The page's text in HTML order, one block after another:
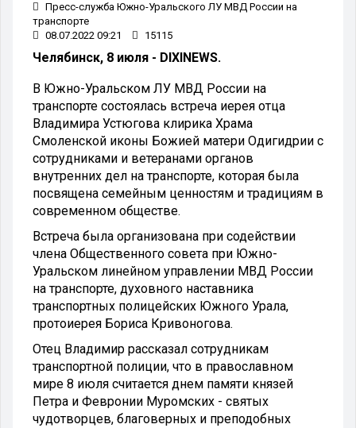
Пресс-служба Южно-Уральского ЛУ МВД России на
транспорте
08.07.2022 09:21
15115
Челябинск, 8 июля - DIXINEWS.
В Южно-Уральском ЛУ МВД России на
транспорте состоялась встреча иерея отца
Владимира Устюгова клирика Храма
Смоленской иконы Божией матери Одигидрии с
сотрудниками и ветеранами органов
внутренних дел на транспорте, которая была
посвящена семейным ценностям и традициям в
современном обществе.
Встреча была организована при содействии
члена Общественного совета при Южно-
Уральском линейном управлении МВД России
на транспорте, духовного наставника
транспортных полицейских Южного Урала,
протоиерея Бориса Кривоногова.
Отец Владимир рассказал сотрудникам
транспортной полиции, что в православном
мире 8 июля считается днем памяти князей
Петра и Февронии Муромских - святых
чудотворцев, благоверных и преподобных